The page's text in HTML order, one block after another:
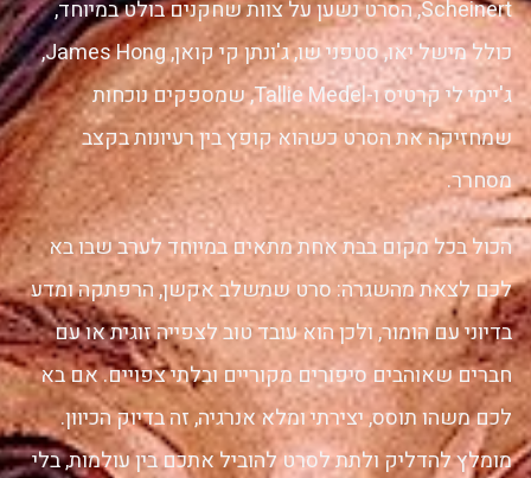
Scheinert, הסרט נשען על צוות שחקנים בולט במיוחד,
כולל מישל יאו, סטפני שו, ג'ונתן קי קואן, James Hong,
ג'יימי לי קרטיס ו-Tallie Medel, שמספקים נוכחות
שמחזיקה את הסרט כשהוא קופץ בין רעיונות בקצב
מסחרר.
הכול בכל מקום בבת אחת מתאים במיוחד לערב שבו בא
לכם לצאת מהשגרה: סרט שמשלב אקשן, הרפתקה ומדע
בדיוני עם הומור, ולכן הוא עובד טוב לצפייה זוגית או עם
חברים שאוהבים סיפורים מקוריים ובלתי צפויים. אם בא
לכם משהו תוסס, יצירתי ומלא אנרגיה, זה בדיוק הכיוון.
מומלץ להדליק ולתת לסרט להוביל אתכם בין עולמות, בלי